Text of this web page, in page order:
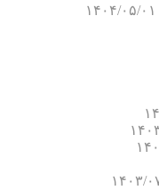
۱۴۰۴/۰۵/۰۱
۱۰
۱۰
۰۷/۱۰